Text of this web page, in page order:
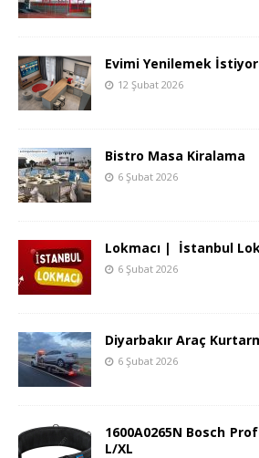
Evimi Yenilemek
12 Şubat 2026
Bistro Masa Kiralama
6 Şubat 2026
Lokmacı | İstanbul
6 Şubat 2026
Diyarbakır Araç
6 Şubat 2026
1600A0265N Bosch
L/XL